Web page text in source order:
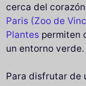
cerca del
Paris (Zoo de
Plantes permiten
un entorno verde.
Para disfrutar de